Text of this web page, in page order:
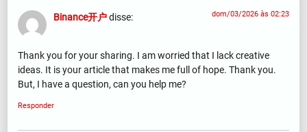
Binance开户disse: dom/03/2026 às 02:23
Thank you for your sharing. I am worried that I lack creative
ideas. It is your article that makes me full of hope. Thank you.
But, I have a question, can you help me?
Responder